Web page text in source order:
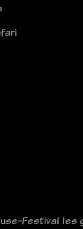
Festival les